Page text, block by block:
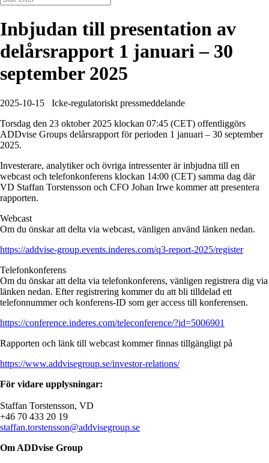
Inbjudan till presentation av
delårsrapport 1 januari – 30
september 2025
2025-10-15
Icke-regulatoriskt pressmeddelande
Torsdag den 23 oktober 2025 klockan 07:45 (CET) offentliggörs
ADDvise Groups delårsrapport för perioden 1 januari – 30 september
2025.
Investerare, analytiker och övriga intressenter är inbjudna till en
webcast och telefonkonferens klockan 14:00 (CET) samma dag där
VD Staffan Torstensson och CFO Johan Irwe kommer att presentera
rapporten.
Webcast
Om du önskar att delta via webcast, vänligen använd länken nedan.
https://addvise-group.events.inderes.com/q3-report-2025/register
Telefonkonferens
Om du önskar att delta via telefonkonferens, vänligen registrera dig via
länken nedan. Efter registrering kommer du att bli tilldelad ett
telefonnummer och konferens-ID som ger access till konferensen.
https://conference.inderes.com/teleconference/?id=5006901
Rapporten och länk till webcast kommer finnas tillgängligt på
https://www.addvisegroup.se/investor-relations/
För vidare upplysningar:
Staffan Torstensson, VD
+46 70 433 20 19
staffan.torstensson@addvisegroup.se
Om ADDvise Group